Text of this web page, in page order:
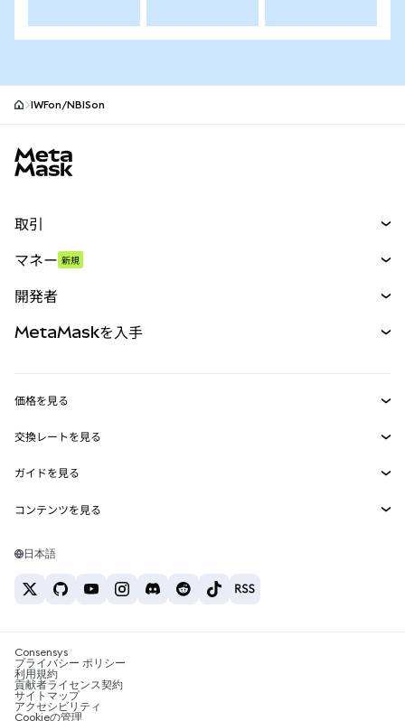
IWFon/NBISon
取引
パーペチュアル
RWA
マネー 新規
開発者
MetaMask Connect
Snaps
Web3サービス
MetaMaskを入手
セキュリティ
サポート
キャリア
お問い合わせ
価格を見る
イーサリアムの価格
Solanaの価格
Tetherの価格
交換レートを見る
ETH→USD
USDT→INR
BTC→INR
ETH→USDT
ガイドを見る
ETHの購入
USDTの購入
SHIBの購入
BNBの購入
コンテンツを見る
Solanaウォレット
税制関連ニュース
暗号資産の購入方法は？
ビットコインを売るには？
日本語
Consensys
プライバシー ポリシー
利用規約
貢献者ライセンス契約
サイトマップ
アクセシビリティ
Cookieの管理